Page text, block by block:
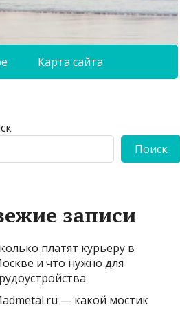
Карта сайта
Поиск
записи
платят курьеру в
и что нужно для
— какой мостик